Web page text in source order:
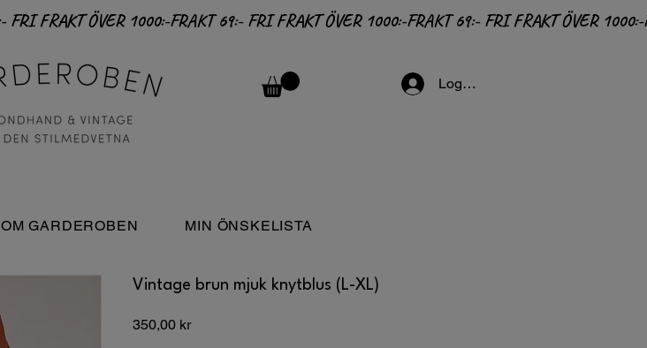
Logga in
OM GARDEROBEN MIN ÖNSKELISTA
Vintage brun mjuk knytblus (L-XL)
350,00 krPris